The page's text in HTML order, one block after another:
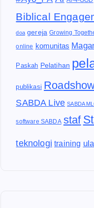
Biblical
doa gereja Growing
online komunitas
Paskah Pelatihan
publikasi
SABDA Live SABDA
software SABDA staf
teknologi training